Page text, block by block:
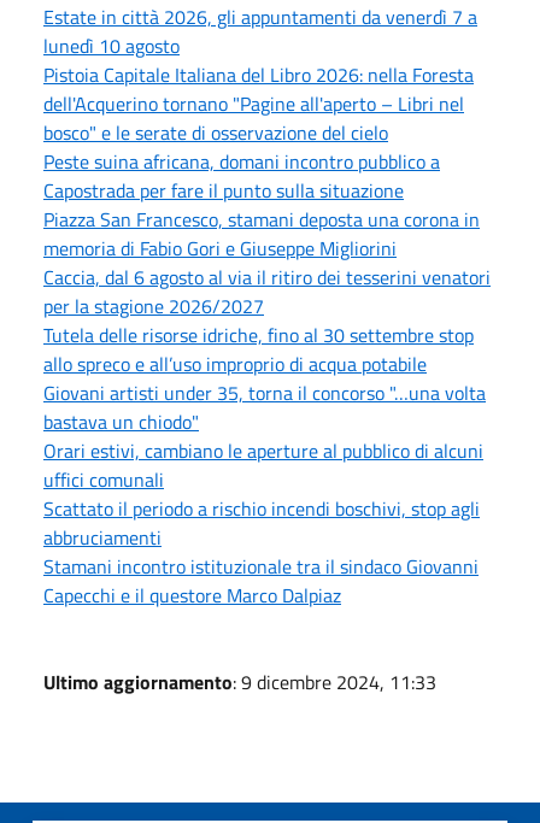
Estate in città 2026, gli appuntamenti da venerdì 7 a
lunedì 10 agosto
Pistoia Capitale Italiana del Libro 2026: nella Foresta
dell'Acquerino tornano "Pagine all'aperto – Libri nel
bosco" e le serate di osservazione del cielo
Peste suina africana, domani incontro pubblico a
Capostrada per fare il punto sulla situazione
Piazza San Francesco, stamani deposta una corona in
memoria di Fabio Gori e Giuseppe Migliorini
Caccia, dal 6 agosto al via il ritiro dei tesserini venatori
per la stagione 2026/2027
Tutela delle risorse idriche, fino al 30 settembre stop
allo spreco e all’uso improprio di acqua potabile
Giovani artisti under 35, torna il concorso "…una volta
bastava un chiodo"
Orari estivi, cambiano le aperture al pubblico di alcuni
uffici comunali
Scattato il periodo a rischio incendi boschivi, stop agli
abbruciamenti
Stamani incontro istituzionale tra il sindaco Giovanni
Capecchi e il questore Marco Dalpiaz
Ultimo aggiornamento: 9 dicembre 2024, 11:33